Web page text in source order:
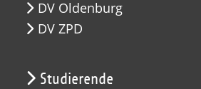
DV Oldenburg
DV ZPD
Studierende